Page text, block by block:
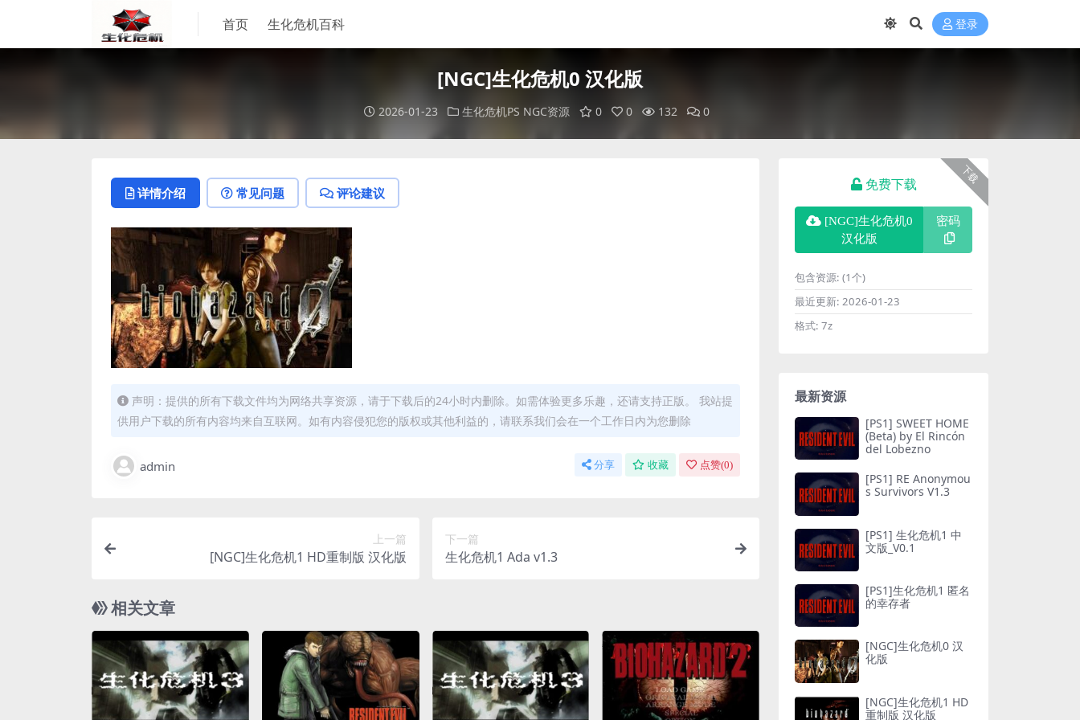
首页 生化危机百科 登录
[NGC]生化危机0 汉化版
2026-01-23 生化危机PS NGC资源 0 0 132 0
详情介绍 常见问题 评论建议
声明：提供的所有下载文件均为网络共享资源，请于下载后的24小时内删除。如需体验更多乐趣，还请支持正版。 我站提
供用户下载的所有内容均来自互联网。如有内容侵犯您的版权或其他利益的，请联系我们会在一个工作日内为您删除
admin 分享 收藏 点赞(0)
上一篇
[NGC]生化危机1 HD重制版 汉化版
下一篇
生化危机1 Ada v1.3
相关文章
下载
免费下载
[NGC]生化危机0
汉化版
密码
包含资源: (1个)
最近更新: 2026-01-23
格式: 7z
最新资源
[PS1] SWEET HOME
(Beta) by El Rincón
del Lobezno
[PS1] RE Anonymou
s Survivors V1.3
[PS1] 生化危机1 中
文版_V0.1
[PS1]生化危机1 匿名
的幸存者
[NGC]生化危机0 汉
化版
[NGC]生化危机1 HD
重制版 汉化版